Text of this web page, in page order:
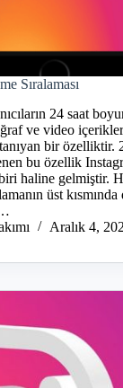
Sıralaması
24 saat
ve video
bir özelliktir.
bu özellik
haline gelmiştir.
üst kısmında
Aralık 4,